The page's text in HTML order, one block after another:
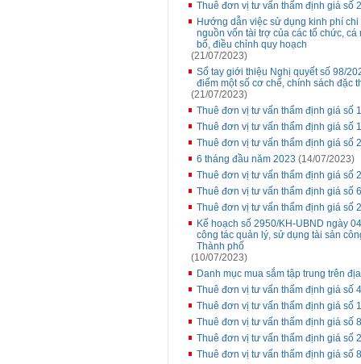
Thuê đơn vị tư vấn thẩm định giá số
Hướng dẫn việc sử dụng kinh phí
nguồn vốn tài trợ của các tổ chức,
bố, điều chỉnh quy hoạch
(21/07/2023)
Sổ tay giới thiệu Nghị quyết số 98/
điểm một số cơ chế, chính sách đặc
(21/07/2023)
Thuê đơn vị tư vấn thẩm định giá số
Thuê đơn vị tư vấn thẩm định giá số
Thuê đơn vị tư vấn thẩm định giá số
6 tháng đầu năm 2023 (14/07/2023)
Thuê đơn vị tư vấn thẩm định giá số
Thuê đơn vị tư vấn thẩm định giá số
Thuê đơn vị tư vấn thẩm định giá số
Kế hoạch số 2950/KH-UBND ngày
công tác quản lý, sử dụng tài sản
Thành phố
(10/07/2023)
Danh mục mua sắm tập trung trên
Thuê đơn vị tư vấn thẩm định giá số
Thuê đơn vị tư vấn thẩm định giá số
Thuê đơn vị tư vấn thẩm định giá số
Thuê đơn vị tư vấn thẩm định giá số
Thuê đơn vị tư vấn thẩm định giá số